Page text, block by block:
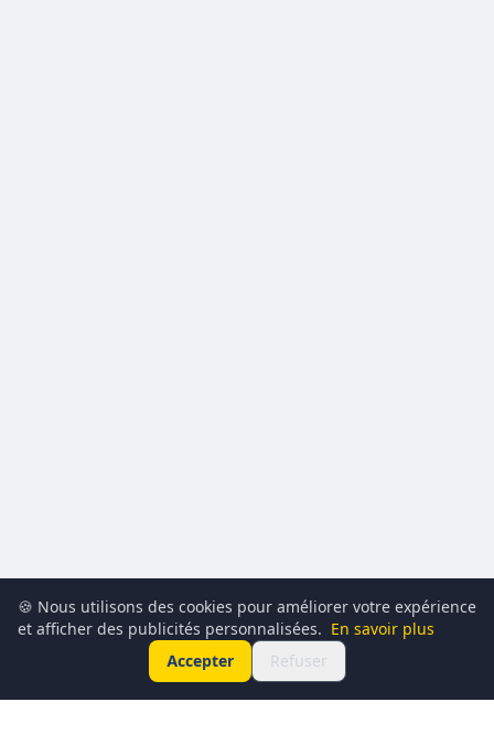
🍪 Nous utilisons des cookies pour améliorer votre expérience
et afficher des publicités personnalisées. En savoir plus
Accepter
Refuser